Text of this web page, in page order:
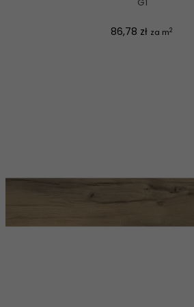
Cena
86,78 zł za m2